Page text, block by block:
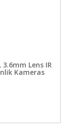
3.6mm Lens IR
Kameras